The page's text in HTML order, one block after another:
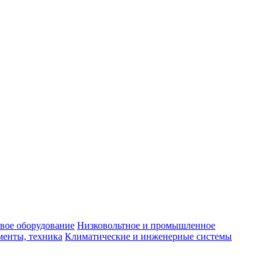
оборудование Низковольтное и промышленное
техника Климатические и инженерные системы